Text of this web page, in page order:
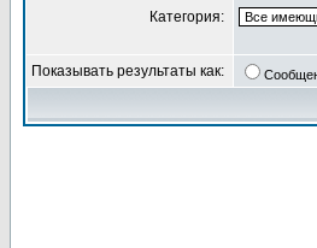
Категория:
Показывать результаты как: